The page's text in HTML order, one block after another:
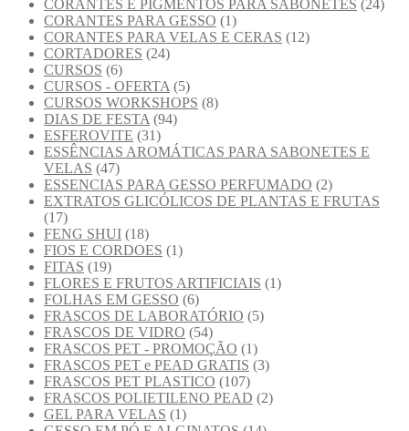
CORANTES E PIGMENTOS PARA SABONETES (24)
CORANTES PARA GESSO (1)
CORANTES PARA VELAS E CERAS (12)
CORTADORES (24)
CURSOS (6)
CURSOS - OFERTA (5)
CURSOS WORKSHOPS (8)
DIAS DE FESTA (94)
ESFEROVITE (31)
ESSÊNCIAS AROMÁTICAS PARA SABONETES E
VELAS (47)
ESSENCIAS PARA GESSO PERFUMADO (2)
EXTRATOS GLICÓLICOS DE PLANTAS E FRUTAS
(17)
FENG SHUI (18)
FIOS E CORDOES (1)
FITAS (19)
FLORES E FRUTOS ARTIFICIAIS (1)
FOLHAS EM GESSO (6)
FRASCOS DE LABORATÓRIO (5)
FRASCOS DE VIDRO (54)
FRASCOS PET - PROMOÇÃO (1)
FRASCOS PET e PEAD GRATIS (3)
FRASCOS PET PLASTICO (107)
FRASCOS POLIETILENO PEAD (2)
GEL PARA VELAS (1)